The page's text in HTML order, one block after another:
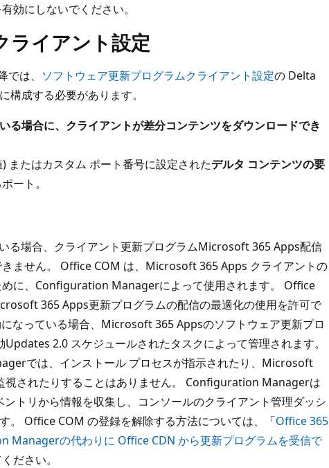
効にしないでください。
イアント設定
は、 ソフトウェア更新プログラムクライアント設定の Delta
成する必要があります。
る場合に、クライアントが差分コンテンツをダウンロードでき
またはカスタム ポート番号に設定されたデルタ コンテンツの要
ート。
る場合、クライアント更新プログラムMicrosoft 365 Apps配信
ません。 Office COM は、Microsoft 365 Apps クライアントの
めに、Configuration Managerによって使用されます。 Office
365 Apps更新プログラムの配信の最適化の使用を許可で
なっている場合、Microsoft 365 Appsのソフトウェア更新プロ
2.0 スケジュールされたタスクによって管理されます。
では、インストール プロセスが指示されたり、Microsoft
視されたりすることはありません。 Configuration Managerは
トリから情報を収集し、コンソールのクライアント管理ダッシ
。 Office COM の登録を解除する方法については、「Office 365
Managerの代わりに Office CDN から更新プログラムを受信で
ださい。